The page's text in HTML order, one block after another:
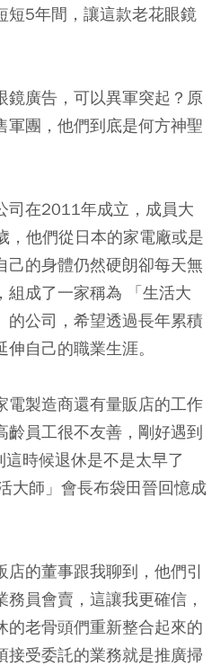
短5年間，讓這款老花眼鏡
鏡廣告，可以異軍突起？原
軍團，他們到底是何方神聖
司在2011年成立，成員大
他們從日本的家電廠或是
己的身體仍然硬朗卻每天無
組成了一家稱為 「生活大
的公司，希望透過長年累積
自己的職業生涯。
電製造商還有量販店的工作
齡員工很不友善，剛好遇到
時候退休是不是太早了
大師」會長布袋田晉回憶成
店的董事跟我聊到，他們引
員會賣，這讓我更確信，
的老骨頭們重新整合起來的
接受委託的業務就是推廣掃